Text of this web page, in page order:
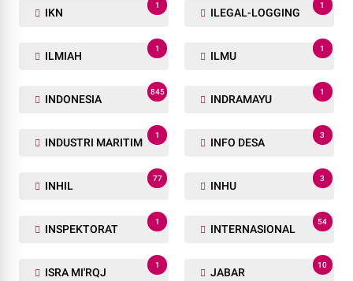
IKN
1
ILEGAL-LOGGING
1
ILMIAH
1
ILMU
1
INDONESIA
845
INDRAMAYU
1
INDUSTRI MARITIM
1
INFO DESA
3
INHIL
77
INHU
3
INSPEKTORAT
1
INTERNASIONAL
54
ISRA MI'RQJ
1
JABAR
10